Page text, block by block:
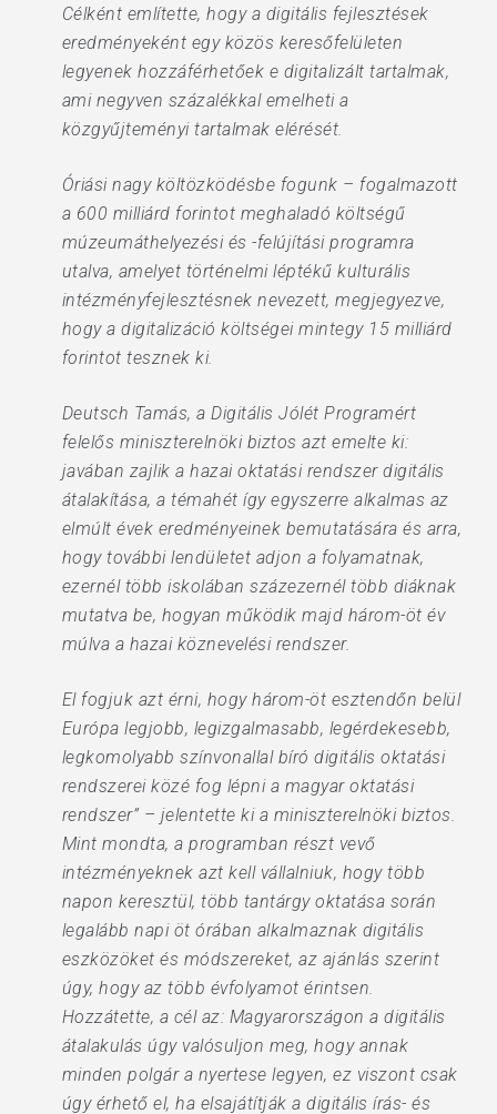
Célként említette, hogy a digitális fejlesztések
eredményeként egy közös keresőfelületen
legyenek hozzáférhetőek e digitalizált tartalmak,
ami negyven százalékkal emelheti a
közgyűjteményi tartalmak elérését.
Óriási nagy költözködésbe fogunk – fogalmazott
a 600 milliárd forintot meghaladó költségű
múzeumáthelyezési és -felújítási programra
utalva, amelyet történelmi léptékű kulturális
intézményfejlesztésnek nevezett, megjegyezve,
hogy a digitalizáció költségei mintegy 15 milliárd
forintot tesznek ki.
Deutsch Tamás, a Digitális Jólét Programért
felelős miniszterelnöki biztos azt emelte ki:
javában zajlik a hazai oktatási rendszer digitális
átalakítása, a témahét így egyszerre alkalmas az
elmúlt évek eredményeinek bemutatására és arra,
hogy további lendületet adjon a folyamatnak,
ezernél több iskolában százezernél több diáknak
mutatva be, hogyan működik majd három-öt év
múlva a hazai köznevelési rendszer.
El fogjuk azt érni, hogy három-öt esztendőn belül
Európa legjobb, legizgalmasabb, legérdekesebb,
legkomolyabb színvonallal bíró digitális oktatási
rendszerei közé fog lépni a magyar oktatási
rendszer” – jelentette ki a miniszterelnöki biztos.
Mint mondta, a programban részt vevő
intézményeknek azt kell vállalniuk, hogy több
napon keresztül, több tantárgy oktatása során
legalább napi öt órában alkalmaznak digitális
eszközöket és módszereket, az ajánlás szerint
úgy, hogy az több évfolyamot érintsen.
Hozzátette, a cél az: Magyarországon a digitális
átalakulás úgy valósuljon meg, hogy annak
minden polgár a nyertese legyen, ez viszont csak
úgy érhető el, ha elsajátítják a digitális írás- és